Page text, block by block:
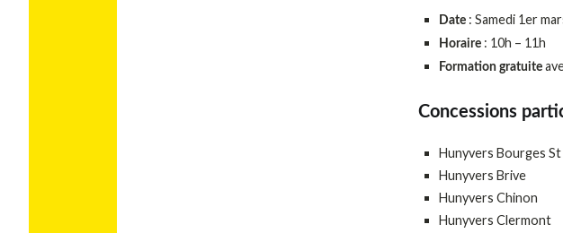
Date : Samedi 1er
Horaire : 10h – 11h
Formation gratuite
Concessions
Hunyvers Bourges
Hunyvers Brive
Hunyvers Chinon
Hunyvers Clermont